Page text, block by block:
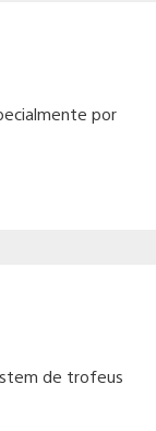
por
de trofeus